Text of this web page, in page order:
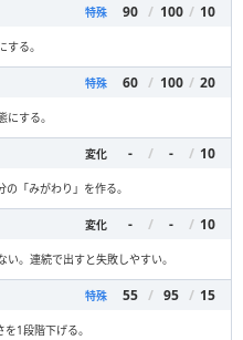
特殊 90 / 100 / 10
る。
特殊 60 / 100 / 20
する。
変化 - / - / 10
「みがわり」を作る。
変化 - / - / 10
。連続で出すと失敗しやすい。
特殊 55 / 95 / 15
1段階下げる。